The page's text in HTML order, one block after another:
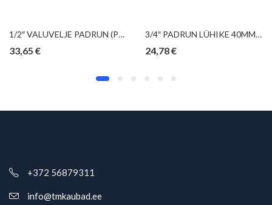
1/2″ VALUVELJE PADRUN (PLASTIST PÖÖRD-KAITSEHÜLSS) 22MM MADE IN GERMANY HAZET
33,65 €
3/4″ PADRUN LÜHIKE 40MM KS TOOLS
24,78€
+372 56879311
info@tmkaubad.ee